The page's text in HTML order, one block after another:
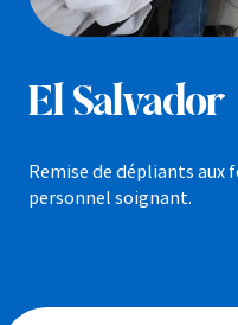
El Salvador
Remise de dépliants aux
personnel soignant.